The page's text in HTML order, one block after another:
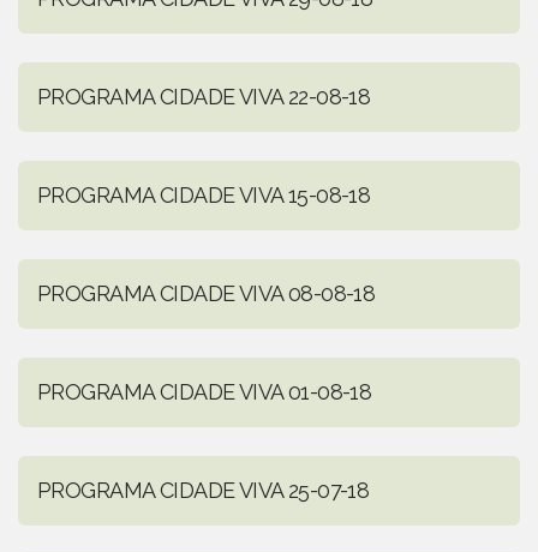
PROGRAMA CIDADE VIVA 22-08-18
PROGRAMA CIDADE VIVA 15-08-18
PROGRAMA CIDADE VIVA 08-08-18
PROGRAMA CIDADE VIVA 01-08-18
PROGRAMA CIDADE VIVA 25-07-18